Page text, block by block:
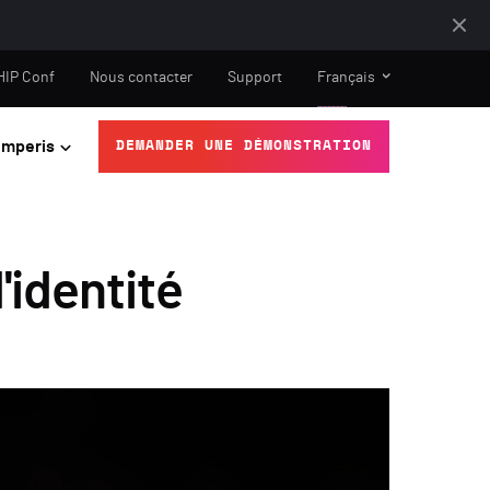
DEMANDER UNE DÉMONSTRATION
Conf Nous contacter Support Français